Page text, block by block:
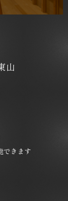
山
できます